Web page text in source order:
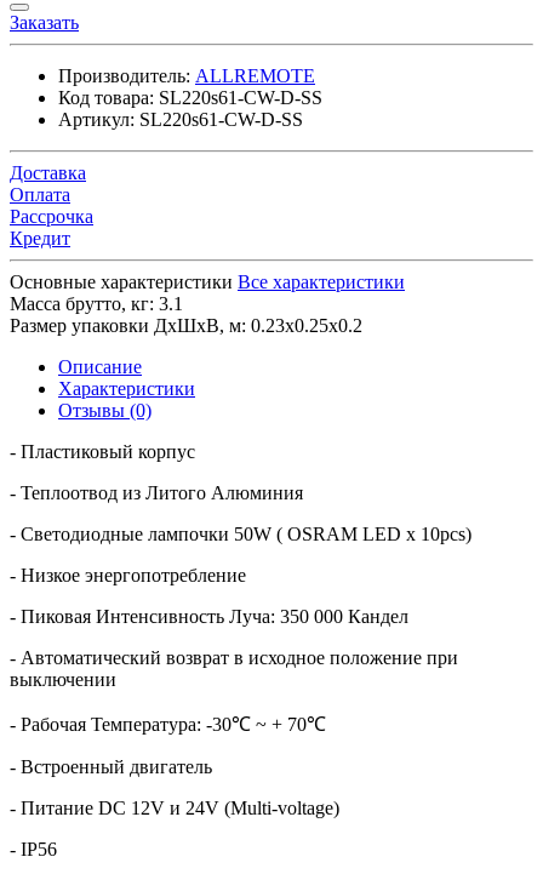
Заказать
Производитель: ALLREMOTE
Код товара: SL220s61-CW-D-SS
Артикул: SL220s61-CW-D-SS
Доставка
Оплата
Рассрочка
Кредит
Основные характеристики Все характеристики
Масса брутто, кг: 3.1
Размер упаковки ДхШхВ, м: 0.23x0.25x0.2
Описание
Характеристики
Отзывы (0)
‐ Пластиковый корпус
- Теплоотвод из Литого Алюминия
- Светодиодные лампочки 50W ( OSRAM LED x 10pcs)
‐ Низкое энергопотребление
- Пиковая Интенсивность Луча: 350 000 Кандел
‐ Автоматический возврат в исходное положение при
выключении
- Рабочая Температура: -30℃ ~ + 70℃
‐ Встроенный двигатель
- Питание DC 12V и 24V (Multi‐voltage)
- IP56